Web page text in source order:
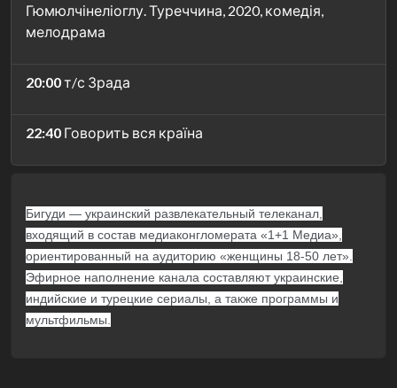
Гюмюлчінеліоглу. Туреччина, 2020, комедія,
мелодрама
20:00т/с Зрада
22:40 Говорить вся країна
Бигуди — украинский развлекательный телеканал,
входящий в состав медиаконгломерата «1+1 Медиа»,
ориентированный на аудиторию «женщины 18-50 лет».
Эфирное наполнение канала составляют украинские,
индийские и турецкие сериалы, а также программы и
мультфильмы.